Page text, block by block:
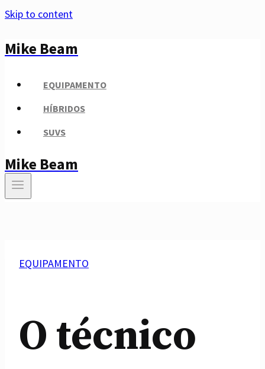
Skip to content
Mike Beam
EQUIPAMENTO
HÍBRIDOS
SUVS
Mike Beam
EQUIPAMENTO
O técnico